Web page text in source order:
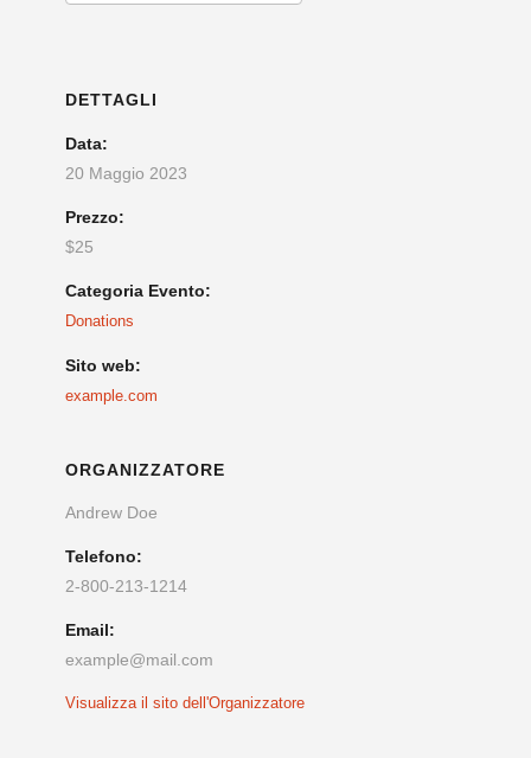
DETTAGLI
Data:
20 Maggio 2023
Prezzo:
$25
Categoria Evento:
Donations
Sito web:
example.com
ORGANIZZATORE
Andrew Doe
Telefono:
2-800-213-1214
Email:
example@mail.com
Visualizza il sito dell'Organizzatore